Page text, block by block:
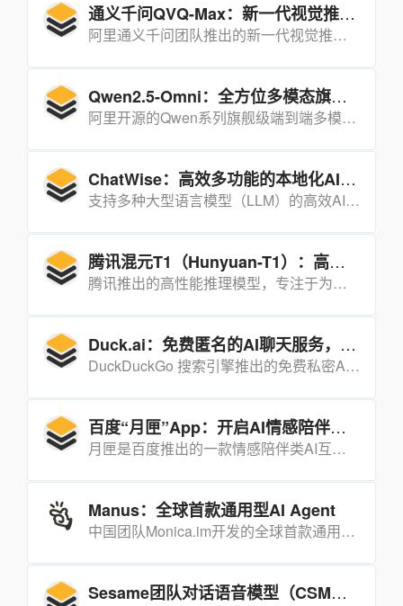
通义千问QVQ-Max：新一代视觉推理模型
阿里通义千问团队推出的新一代视觉推理模型，能够“看懂”图片和视频内容，并结合信息进行分析、推理和解决问题。
Qwen2.5-Omni：全方位多模态旗舰模型
阿里开源的Qwen系列旗舰级端到端多模态大模型，能够无缝处理文本、图像、音频和视频等多种输入形式，并通过实时流式响应同时生成文本与自然语音合成输出。
ChatWise：高效多功能的本地化AI聊天工具
支持多种大型语言模型（LLM）的高效AI聊天工具，以本地数据存储、多模态交互和强大的性能优化为特点，致力于为用户提供安全、便捷且功能丰富的智能聊天体验。
腾讯混元T1（Hunyuan-T1）：高效能推理模型
腾讯推出的高性能推理模型，专注于为用户提供高效、智能的对话体验，适用于多种场景的自然语言处理任务。
Duck.ai：免费匿名的AI聊天服务，保护隐私并支持多模型互动
DuckDuckGo 搜索引擎推出的免费私密AI聊天服务，用户无需注册即可使用，聊天内容不会被用于AI模型训练，同时通过代理技术隐藏用户IP地址，确保隐私。
百度“月匣”App：开启AI情感陪伴与沉浸式剧本互动之旅
月匣是百度推出的一款情感陪伴类AI互动应用，主打高自由度AI对话与沉浸式剧本互动两大核心功能。
Manus：全球首款通用型AI Agent
中国团队Monica.im开发的全球首款通用型AI Agent，能够独立思考、规划并执行复杂任务，直接交付完整成果。
Sesame团队对话语音模型（CSM）：让AI语音交互更自然